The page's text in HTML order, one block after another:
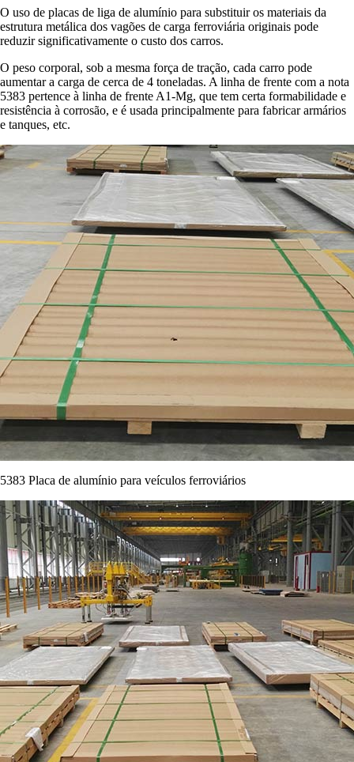
O uso de placas de liga de alumínio para substituir os materiais da
estrutura metálica dos vagões de carga ferroviária originais pode
reduzir significativamente o custo dos carros.
O peso corporal, sob a mesma força de tração, cada carro pode
aumentar a carga de cerca de 4 toneladas. A linha de frente com a nota
5383 pertence à linha de frente A1-Mg, que tem certa formabilidade e
resistência à corrosão, e é usada principalmente para fabricar armários
e tanques, etc.
5383 Placa de alumínio para veículos ferroviários